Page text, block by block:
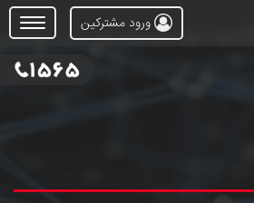
Open
Menu
ورود مشترکین